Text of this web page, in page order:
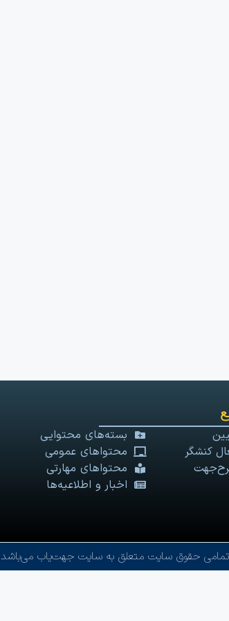
کنشگر
بسته‌های محتوایی
محتواهای عمومی
محتواهای مهارتی
اخبار و اطلاعیه‌ها
تمامی حقوق سایت متعلق به سایت جهت‌یاب می‌باشد